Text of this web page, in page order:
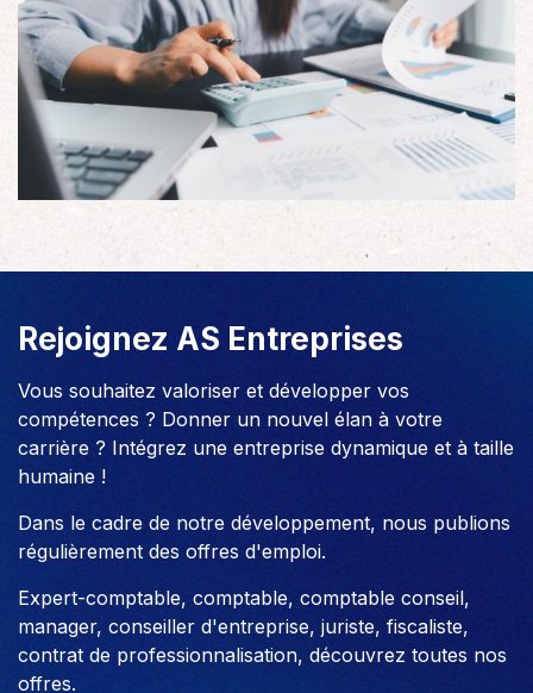
Rejoignez AS Entreprises
Vous souhaitez valoriser et développer vos
compétences ? Donner un nouvel élan à votre
carrière ? Intégrez une entreprise dynamique et à taille
humaine !
Dans le cadre de notre développement, nous publions
régulièrement des offres d'emploi.
Expert-comptable, comptable, comptable conseil,
manager, conseiller d'entreprise, juriste, fiscaliste,
contrat de professionnalisation, découvrez toutes nos
offres.